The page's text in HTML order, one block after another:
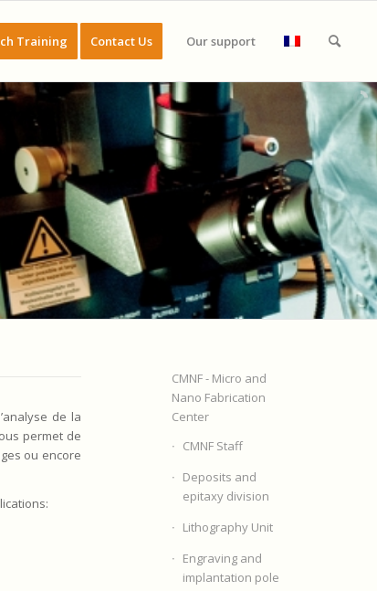
Training Contact Us Our support
de la
permet de
ou encore
CMNF - Micro and
Nano Fabrication
Center
CMNF Staff
Deposits and
epitaxy division
Lithography Unit
Engraving and
implantation pole